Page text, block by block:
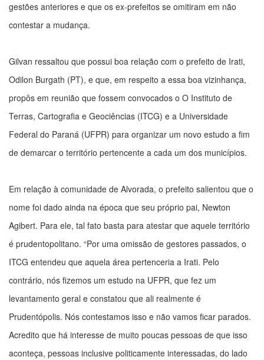
gestões anteriores e que os ex-prefeitos se omitiram em não
contestar a mudança.
Gilvan ressaltou que possui boa relação com o prefeito de Irati,
Odilon Burgath (PT), e que, em respeito a essa boa vizinhança,
propôs em reunião que fossem convocados o O Instituto de
Terras, Cartografia e Geociências (ITCG) e a Universidade
Federal do Paraná (UFPR) para organizar um novo estudo a fim
de demarcar o território pertencente a cada um dos municípios.
Em relação à comunidade de Alvorada, o prefeito salientou que o
nome foi dado ainda na época que seu próprio pai, Newton
Agibert. Para ele, tal fato basta para atestar que aquele território
é prudentopolitano. “Por uma omissão de gestores passados, o
ITCG entendeu que aquela área pertenceria a Irati. Pelo
contrário, nós fizemos um estudo na UFPR, que fez um
levantamento geral e constatou que ali realmente é
Prudentópolis. Nós contestamos isso e não vamos ficar parados.
Acredito que há interesse de muito poucas pessoas de que isso
aconteça, pessoas inclusive politicamente interessadas, do lado